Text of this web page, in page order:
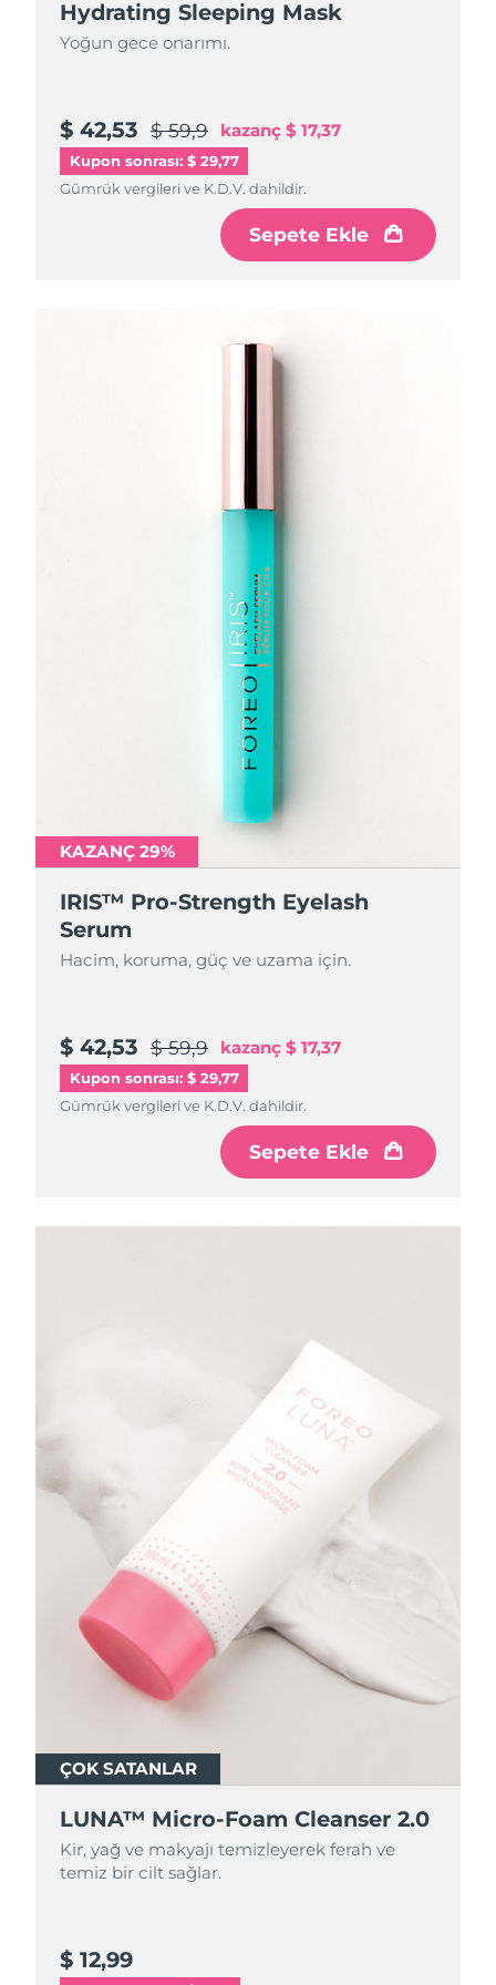
Hydrating Sleeping Mask
Yoğun gece onarımı.
$ 42,53 $ 59,9 kazanç $ 17,37
Kupon sonrası: $ 29,77
Gümrük vergileri ve K.D.V. dahildir.
Sepete Ekle
KAZANÇ 29%
IRIS™ Pro-Strength Eyelash
Serum
Hacim, koruma, güç ve uzama için.
$ 42,53 $ 59,9 kazanç $ 17,37
Kupon sonrası: $ 29,77
Gümrük vergileri ve K.D.V. dahildir.
Sepete Ekle
ÇOK SATANLAR
LUNA™ Micro-Foam Cleanser 2.0
Kir, yağ ve makyajı temizleyerek ferah ve
temiz bir cilt sağlar.
$ 12,99
ÇOK SATANLAR
LUNA™ Micro-Foam Cleanser 2.0
Kir, yağ ve makyajı temizleyerek ferah ve
temiz bir cilt sağlar.
$ 44,9